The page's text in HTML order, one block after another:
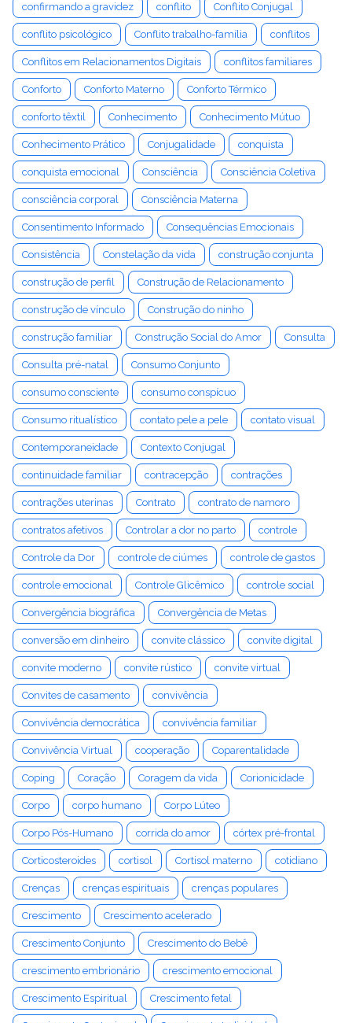
confirmando a gravidez conflito Conflito Conjugal
conflito psicológico Conflito trabalho-família conflitos
Conflitos em Relacionamentos Digitais conflitos familiares
Conforto Conforto Materno Conforto Térmico
conforto têxtil Conhecimento Conhecimento Mútuo
Conhecimento Prático Conjugalidade conquista
conquista emocional Consciência Consciência Coletiva
consciência corporal Consciência Materna
Consentimento Informado Consequências Emocionais
Consistência Constelação da vida construção conjunta
construção de perfil Construção de Relacionamento
construção de vínculo Construção do ninho
construção familiar Construção Social do Amor Consulta
Consulta pré-natal Consumo Conjunto
consumo consciente consumo conspícuo
Consumo ritualístico contato pele a pele contato visual
Contemporaneidade Contexto Conjugal
continuidade familiar contracepção contrações
contrações uterinas Contrato contrato de namoro
contratos afetivos Controlar a dor no parto controle
Controle da Dor controle de ciúmes controle de gastos
controle emocional Controle Glicêmico controle social
Convergência biográfica Convergência de Metas
conversão em dinheiro convite clássico convite digital
convite moderno convite rústico convite virtual
Convites de casamento convivência
Convivência democrática convivência familiar
Convivência Virtual cooperação Coparentalidade
Coping Coração Coragem da vida Corionicidade
Corpo corpo humano Corpo Lúteo
Corpo Pós-Humano corrida do amor córtex pré-frontal
Corticosteroides cortisol Cortisol materno cotidiano
Crenças crenças espirituais crenças populares
Crescimento Crescimento acelerado
Crescimento Conjunto Crescimento do Bebê
crescimento embrionário crescimento emocional
Crescimento Espiritual Crescimento fetal